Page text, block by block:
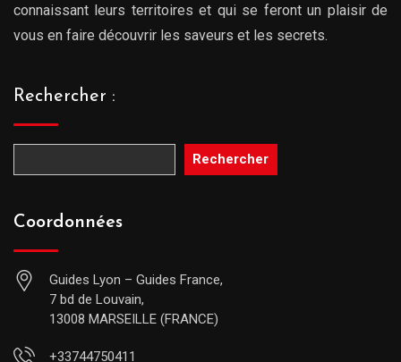
connaissant leurs territoires et qui se feront un plaisir de
vous en faire découvrir les saveurs et les secrets.
Rechercher :
Rechercher
Coordonnées
Guides Lyon – Guides France,
7 bd de Louvain,
13008 MARSEILLE (FRANCE)
+33744750411